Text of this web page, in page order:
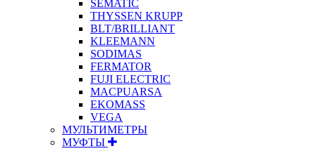
SEMATIC
THYSSEN KRUPP
BLT/BRILLIANT
KLEEMANN
SODIMAS
FERMATOR
FUJI ELECTRIC
MACPUARSA
EKOMASS
VEGA
МУЛЬТИМЕТРЫ
МУФТЫ